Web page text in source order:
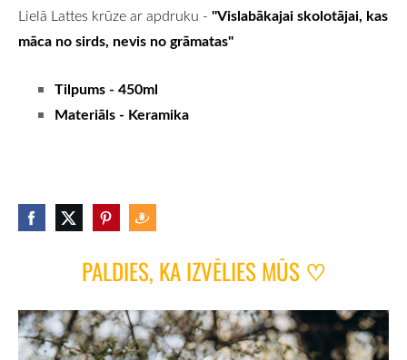
PALDIES, KA IZVĒLIES MŪS ♡
Lielā Lattes krūze ar apdruku - ''Vislabākajai skolotājai, kas
māca no sirds, nevis no grāmatas''
Tilpums - 450ml
Materiāls - Keramika